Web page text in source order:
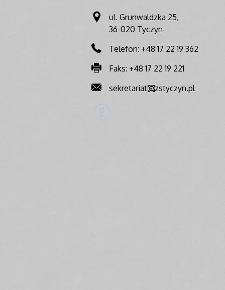
ul. Grunwaldzka 25,
36-020 Tyczyn
Telefon: +48 17 22 19 362
Faks: +48 17 22 19 221
sekretariat
zstyczyn.pl